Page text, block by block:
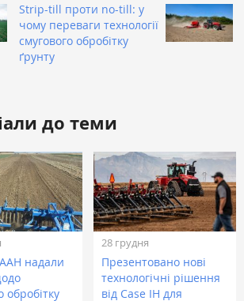
Strip-till проти no-till: у
чому переваги технології
смугового обробітку
ґрунту
до теми
надали
обробітку
28 грудня
Презентовано нові
технологічні рішення
від Case IH для